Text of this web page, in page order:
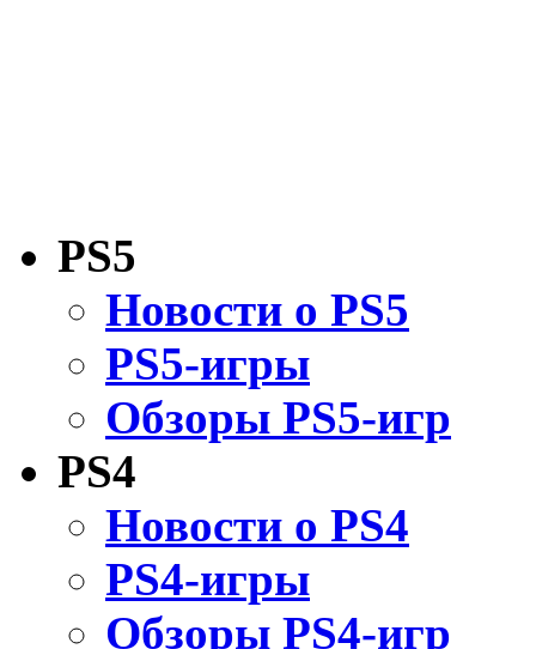
PS5
Новости о PS5
PS5-игры
Обзоры PS5-игр
PS4
Новости о PS4
PS4-игры
Обзоры PS4-игр